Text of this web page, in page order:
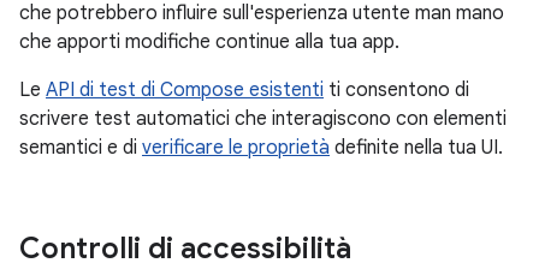
che potrebbero influire sull'esperienza utente man mano
che apporti modifiche continue alla tua app.
Le API di test di Compose esistenti ti consentono di
scrivere test automatici che interagiscono con elementi
semantici e di verificare le proprietà definite nella tua UI.
Controlli di accessibilità